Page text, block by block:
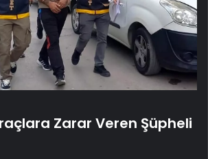
Zarar Veren Şüpheli